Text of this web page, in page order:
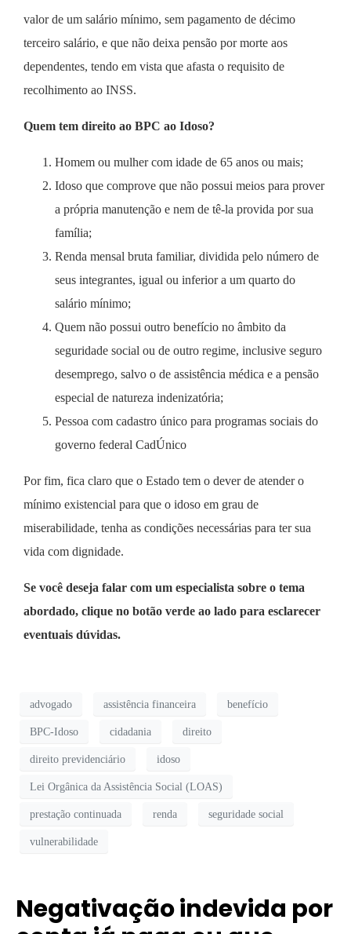
valor de um salário mínimo, sem pagamento de décimo
terceiro salário, e que não deixa pensão por morte aos
dependentes, tendo em vista que afasta o requisito de
recolhimento ao INSS.
Quem tem direito ao BPC ao Idoso?
Homem ou mulher com idade de 65 anos ou mais;
Idoso que comprove que não possui meios para prover
a própria manutenção e nem de tê-la provida por sua
família;
Renda mensal bruta familiar, dividida pelo número de
seus integrantes, igual ou inferior a um quarto do
salário mínimo;
Quem não possui outro benefício no âmbito da
seguridade social ou de outro regime, inclusive seguro
desemprego, salvo o de assistência médica e a pensão
especial de natureza indenizatória;
Pessoa com cadastro único para programas sociais do
governo federal CadÚnico
Por fim, fica claro que o Estado tem o dever de atender o
mínimo existencial para que o idoso em grau de
miserabilidade, tenha as condições necessárias para ter sua
vida com dignidade.
Se você deseja falar com um especialista sobre o tema
abordado, clique no botão verde ao lado para esclarecer
eventuais dúvidas.
advogado assistência financeira benefício
BPC-Idoso cidadania direito
direito previdenciário idoso
Lei Orgânica da Assistência Social (LOAS)
prestação continuada renda seguridade social
vulnerabilidade
Negativação indevida por